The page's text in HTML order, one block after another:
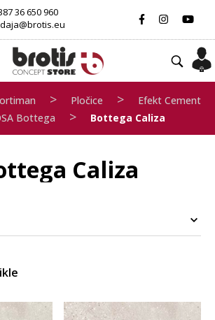
36 650 960
> Pločice > Efekt Cement
Bottega > Bottega Caliza
Caliza